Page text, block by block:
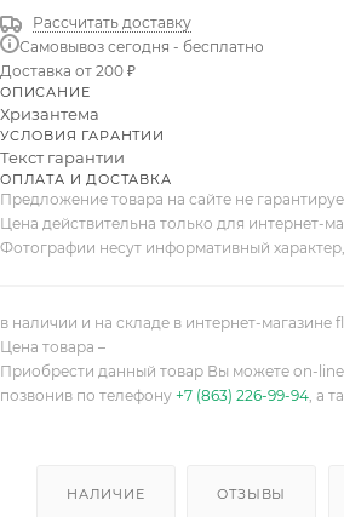
Рассчитать доставку
Самовывоз сегодня - бесплатно
Доставка от 200 ₽
ОПИСАНИЕ
Хризантема
УСЛОВИЯ ГАРАНТИИ
Текст гарантии
ОПЛАТА И ДОСТАВКА
Предложение товара на сайте не
Цена действительна только для интернет-
Фотографии несут информативный
в наличии и на складе в интернет-магазине
Цена товара –
Приобрести данный товар Вы можете on-
позвонив по телефону +7 (863) 226-99-94, а
НАЛИЧИЕ ОТЗЫВЫ